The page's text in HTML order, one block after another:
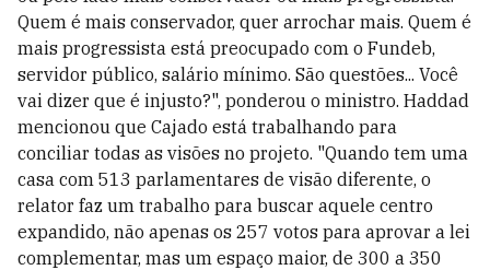
Quem é mais conservador, quer arrochar mais. Quem é
mais progressista está preocupado com o Fundeb,
servidor público, salário mínimo. São questões... Você
vai dizer que é injusto?", ponderou o ministro. Haddad
mencionou que Cajado está trabalhando para
conciliar todas as visões no projeto. "Quando tem uma
casa com 513 parlamentares de visão diferente, o
relator faz um trabalho para buscar aquele centro
expandido, não apenas os 257 votos para aprovar a lei
complementar, mas um espaço maior, de 300 a 350